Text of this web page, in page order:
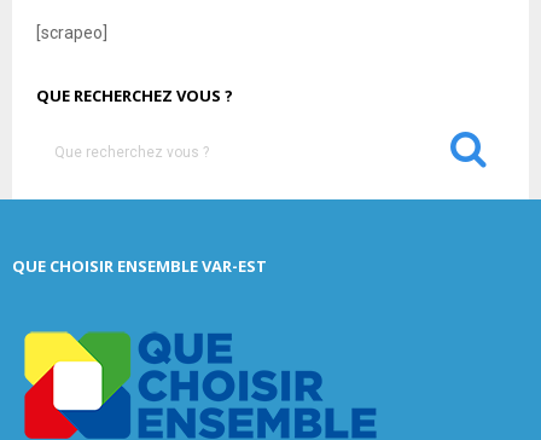
[scrapeo]
QUE RECHERCHEZ VOUS ?
h
S
QUE CHOISIR ENSEMBLE VAR-EST